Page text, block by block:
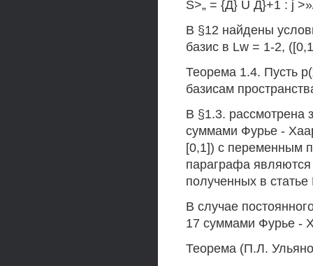
S>„ = {Д} U Д}+1 : j
В §12 найдены
базис в Lw = 1-2,
Теорема 1.4. Пусть
базисам
В §1.3. рассмотрена
суммами Фурье -
[0,1]) с переменным
параграфа
полученных в
В случае
17 суммами Фурье -
Теорема (П.Л.